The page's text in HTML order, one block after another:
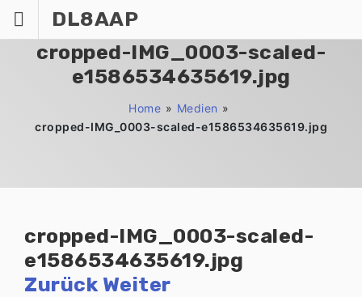
Inhalt
springen
DL8AAP
cropped-IMG_0003-scaled-
e1586534635619.jpg
Home » Medien »
cropped-IMG_0003-scaled-e1586534635619.jpg
cropped-IMG_0003-scaled-
e1586534635619.jpg
Zurück Weiter